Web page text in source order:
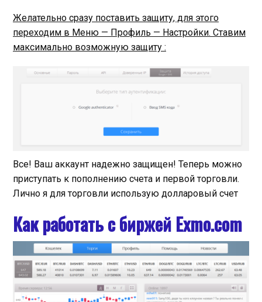
Желательно сразу поставить защиту, для этого
переходим в Меню — Профиль — Настройки. Ставим
максимально возможную защиту :
Все! Ваш аккаунт надежно защищен! Теперь можно
приступать к пополнению счета и первой торговли.
Лично я для торговли использую долларовый счет
Как работать с биржей Exmo.com